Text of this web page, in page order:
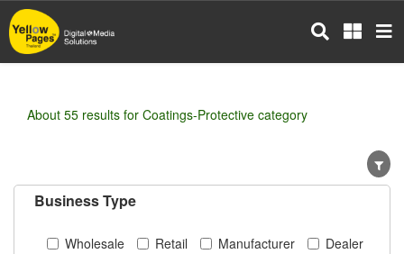
Skip
to
main
About 55 results for Coatings-Protective category
Business Type
Wholesale Retail Manufacturer
Dealer